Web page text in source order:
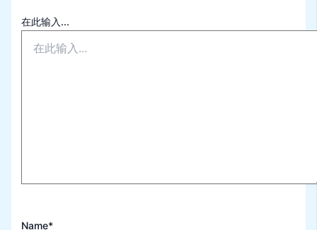
在此输入...
Name*